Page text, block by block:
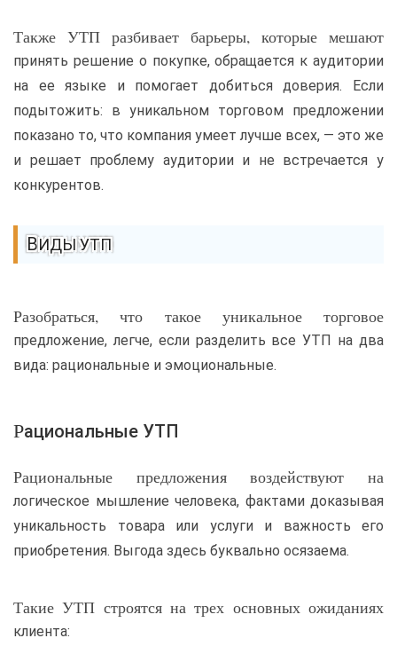
Также УТП разбивает барьеры, которые мешают
принять решение о покупке, обращается к аудитории
на ее языке и помогает добиться доверия. Если
подытожить: в уникальном торговом предложении
показано то, что компания умеет лучше всех, — это же
и решает проблему аудитории и не встречается у
конкурентов.
ВИДЫ УТП
Разобраться, что такое уникальное торговое
предложение, легче, если разделить все УТП на два
вида: рациональные и эмоциональные.
Рациональные УТП
Рациональные предложения воздействуют на
логическое мышление человека, фактами доказывая
уникальность товара или услуги и важность его
приобретения. Выгода здесь буквально осязаема.
Такие УТП строятся на трех основных ожиданиях
клиента: